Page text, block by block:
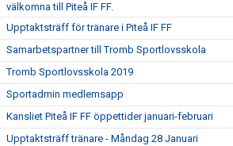
välkomna till Piteå IF FF.
Upptaktsträff för tränare i Piteå IF FF
Samarbetspartner till Tromb Sportlovsskola
Tromb Sportlovsskola 2019
Sportadmin medlemsapp
Kansliet Piteå IF FF öppettider januari-februari
Upptaktsträff tränare - Måndag 28 Januari